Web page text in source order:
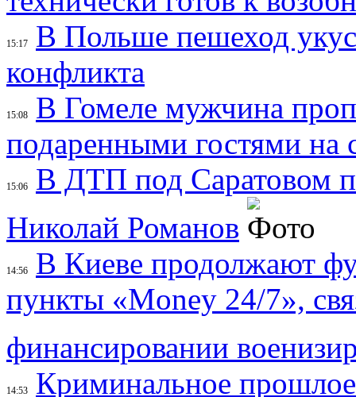
15:17
В Польше пешеход
конфликта
15:08
В Гомеле мужчина
подаренными гостями на
15:06
В ДТП под Саратовом
Николай Романов
14:56
В Киеве продолжают
пункты «Money 24/7»,
финансировании
14:53
Криминальное